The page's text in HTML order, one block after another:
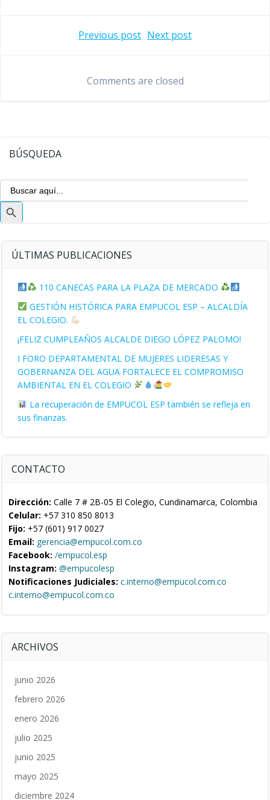
Navegación
de
Previous post
de
Next post
Comments are closed
BÚSQUEDA
Buscar:
Botón
de
búsqueda
ÚLTIMAS PUBLICACIONES
110 CANECAS PARA LA PLAZA DE MERCADO
GESTIÓN HISTÓRICA PARA EMPUCOL ESP – ALCALDÍA
EL COLEGIO.
¡FELIZ CUMPLEAÑOS ALCALDE DIEGO LÓPEZ PALOMO!
I FORO DEPARTAMENTAL DE MUJERES LIDERESAS Y
GOBERNANZA DEL AGUA FORTALECE EL COMPROMISO
AMBIENTAL EN EL COLEGIO
La recuperación de EMPUCOL ESP también se refleja en
sus finanzas.
CONTACTO
Dirección: Calle 7 # 2B-05 El Colegio, Cundinamarca, Colombia
Celular: +57 310 850 8013
Fijo: +57 (601) 917 0027
Email: gerencia@empucol.com.co
Facebook: /empucol.esp
Instagram: @empucolesp
Notificaciones Judiciales: c.interno@empucol.com.co
c.interno@empucol.com.co
ARCHIVOS
junio 2026
febrero 2026
enero 2026
julio 2025
junio 2025
mayo 2025
diciembre 2024